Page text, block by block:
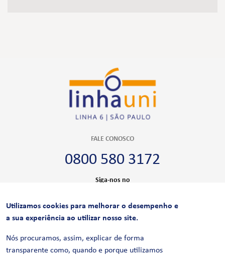
FALE CONOSCO
0800 580 3172
Siga-nos no
CERTIFICAÇÕES
Utilizamos cookies para melhorar o desempenho e
a sua experiência ao utilizar nosso site.
Nós procuramos, assim, explicar de forma
transparente como, quando e porque utilizamos